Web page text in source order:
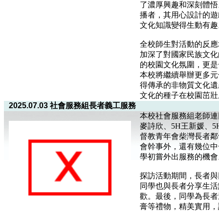
了濃厚興趣和深刻體
播者，其用心設計的
文化知識變得生動有
全校師生對活動的反
加深了對國家民族文
的校園文化氛圍，更
本校將繼續舉辦更多
得傳承的非物質文化
文化的種子在校園茁
2025.07.03 社會服務組長者義工服務
本校社會服務組老師
麥詩欣、5H王新媛、
督教青年會柴灣長者
會幹事外，還有幾位
學初嘗外出服務的機
探訪活動期間，長者
同學也與長者分享生
歡。最後，同學為長
膏等禮物，精美實用